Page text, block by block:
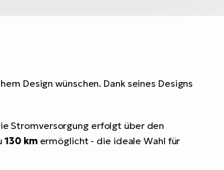
Design wünschen. Dank seines Designs
Stromversorgung erfolgt über den
130 kmermöglicht - die ideale Wahl für